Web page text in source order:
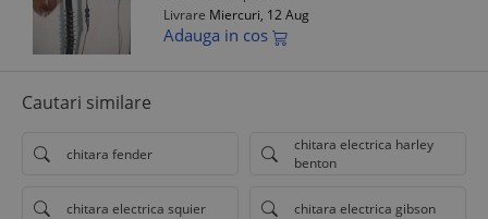
Livrare Miercuri, 12 Aug
Adauga in cos
Cautari similare
chitara fender
chitara electrica harley
benton
chitara electrica squier chitara electrica gibson